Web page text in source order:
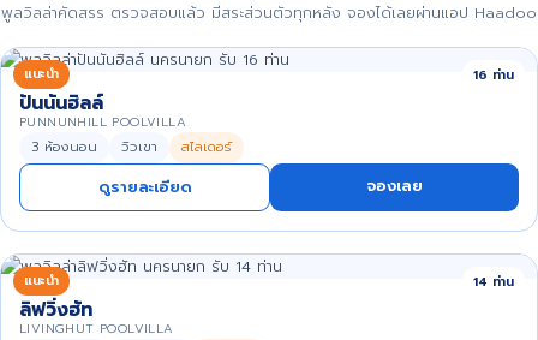
พูลวิลล่าคัดสรร ตรวจสอบแล้ว มีสระส่วนตัวทุกหลัง จองได้เลยผ่านแอป Haadoo
แนะนำ 16 ท่าน
ปันนันฮิลล์
PUNNUNHILL POOLVILLA
3 ห้องนอน วิวเขา สไลเดอร์
ดูรายละเอียด จองเลย
แนะนำ 14 ท่าน
ลิฟวิ่งฮัท
LIVINGHUT POOLVILLA